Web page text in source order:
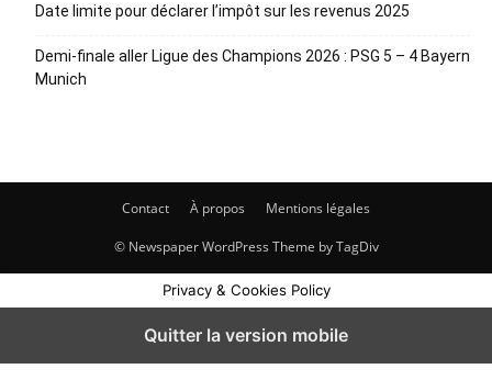
Date limite pour déclarer l’impôt sur les revenus 2025
Demi-finale aller Ligue des Champions 2026 : PSG 5 – 4 Bayern
Munich
Contact À propos Mentions légales
© Newspaper WordPress Theme by TagDiv
Privacy & Cookies Policy
Quitter la version mobile